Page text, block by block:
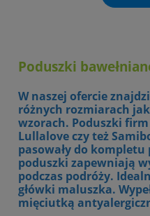
Poduszki
W naszej ofercie
różnych rozmiarach
wzorach. Poduszki
Lullalove czy też
pasowały do
poduszki zapewniają
podczas podróży.
główki maluszka.
mięciutką